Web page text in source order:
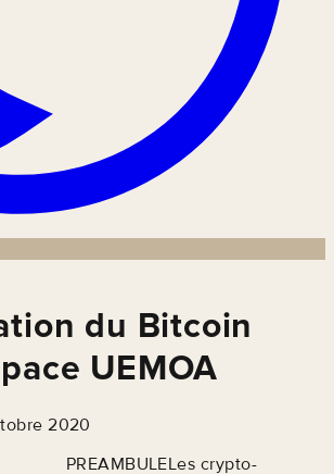
du Bitcoin
UEMOA
2020
crypto-